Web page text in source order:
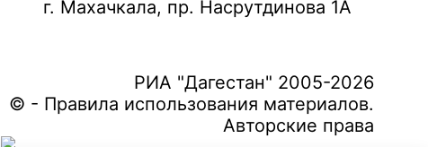
г. Махачкала, пр. Насрутдинова 1А
РИА "Дагестан" 2005-2026
© - Правила использования материалов.
Авторские права